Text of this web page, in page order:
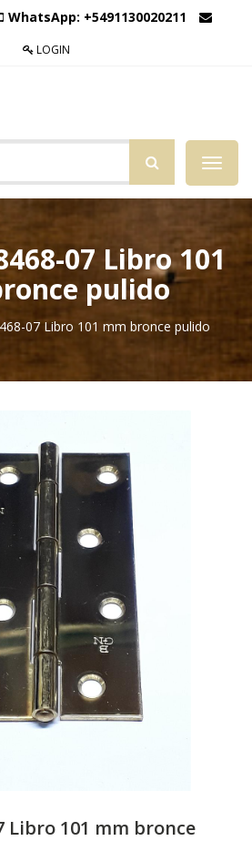
WhatsApp: +5491130020211
LOGIN
Menú
de
07 Libro 101
pulido
07 Libro 101 mm bronce pulido
Libro 101 mm bronce